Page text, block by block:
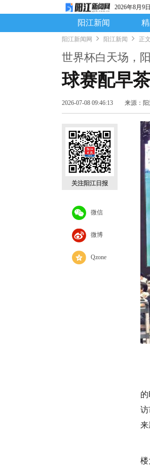
2026年8月9
阳江新闻
阳江新闻网 阳江新闻 正文
世界杯白天场，
球赛配早
2026-07-08 09:46:13 来源：
关注阳江日报
微信
微博
Qzone
访
来
楼